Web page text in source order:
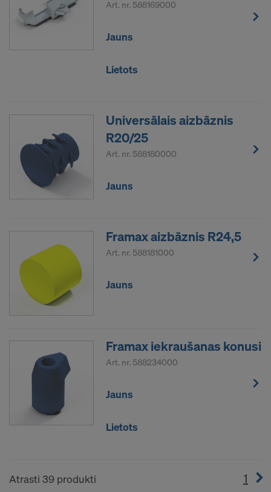
Art. nr. 588169000
Jauns
Lietots
Universālais aizbāznis
R20/25
Art. nr. 588180000
Jauns
Framax aizbāznis R24,5
Art. nr. 588181000
Jauns
Framax iekraušanas konusi
Art. nr. 588234000
Jauns
Lietots
Atrasti 39 produkti 1